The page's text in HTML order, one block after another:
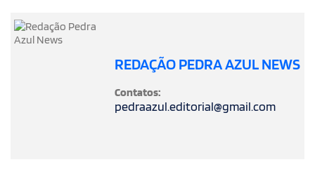
REDAÇÃO PEDRA AZUL NEWS
Contatos:
pedraazul.editorial@gmail.com